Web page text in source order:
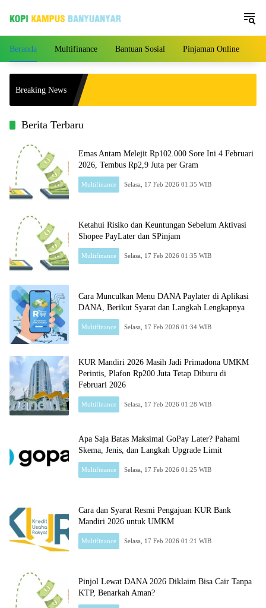
Beranda Multifinance Bantuan Sosial Pinjaman Online
Breaking News
Berita Terbaru
Emas Antam Melejit Rp102.000 Sore Ini 4 Februari
2026, Tembus Rp2,9 Juta per Gram
Multifinance Selasa, 17 Feb 2026 01:35 WIB
Ketahui Risiko dan Keuntungan Sebelum Aktivasi
Shopee PayLater dan SPinjam
Multifinance Selasa, 17 Feb 2026 01:35 WIB
Cara Munculkan Menu DANA Paylater di Aplikasi
DANA, Berikut Syarat dan Langkah Lengkapnya
Multifinance Selasa, 17 Feb 2026 01:34 WIB
Kampus
Kopi
Banyuanyar
KUR Mandiri 2026 Masih Jadi Primadona UMKM
Perintis, Plafon Rp200 Juta Tetap Diburu di
Februari 2026
Multifinance Selasa, 17 Feb 2026 01:28 WIB
Apa Saja Batas Maksimal GoPay Later? Pahami
Skema, Jenis, dan Langkah Upgrade Limit
Multifinance Selasa, 17 Feb 2026 01:25 WIB
Cara dan Syarat Resmi Pengajuan KUR Bank
Mandiri 2026 untuk UMKM
Multifinance Selasa, 17 Feb 2026 01:21 WIB
Pinjol Lewat DANA 2026 Diklaim Bisa Cair Tanpa
KTP, Benarkah Aman?